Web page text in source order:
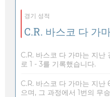
경기 성적
C.R. 바스코 다 가
C.R. 바스코 다 가마는 지난
로 1 - 3를 기록했습니다.
C.R. 바스코 다 가마는 지난
으며, 그 과정에서 1번의 무